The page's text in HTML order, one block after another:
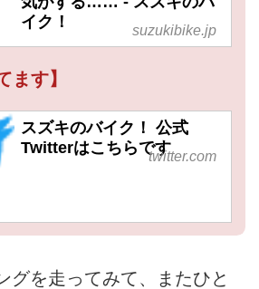
イク！
suzukibike.jp
ます】
スズキのバイク！ 公式
Twitterはこちらですtwitter.com
グを走ってみて、またひと